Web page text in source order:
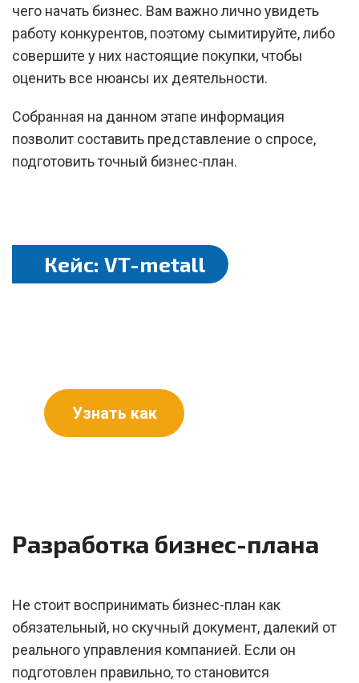
чего начать бизнес. Вам важно лично увидеть
работу конкурентов, поэтому сымитируйте, либо
совершите у них настоящие покупки, чтобы
оценить все нюансы их деятельности.
Собранная на данном этапе информация
позволит составить представление о спросе,
подготовить точный бизнес-план.
Кейс: VT-metall
Узнать как
Разработка бизнес-плана
Не стоит воспринимать бизнес-план как
обязательный, но скучный документ, далекий от
реального управления компанией. Если он
подготовлен правильно, то становится